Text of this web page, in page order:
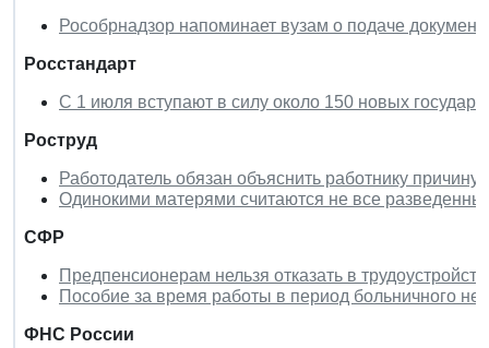
Рособрнадзор напоминает вузам о подаче
Росстандарт
С 1 июля вступают в силу около 150 новых
Роструд
Работодатель обязан объяснить работнику
Одинокими матерями считаются не все
СФР
Предпенсионерам нельзя отказать в
Пособие за время работы в период больничного не
ФНС России